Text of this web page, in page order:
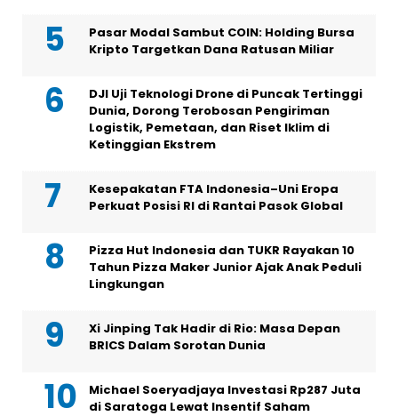
Pasar Modal Sambut COIN: Holding Bursa
Kripto Targetkan Dana Ratusan Miliar
DJI Uji Teknologi Drone di Puncak Tertinggi
Dunia, Dorong Terobosan Pengiriman
Logistik, Pemetaan, dan Riset Iklim di
Ketinggian Ekstrem
Kesepakatan FTA Indonesia–Uni Eropa
Perkuat Posisi RI di Rantai Pasok Global
Pizza Hut Indonesia dan TUKR Rayakan 10
Tahun Pizza Maker Junior Ajak Anak Peduli
Lingkungan
Xi Jinping Tak Hadir di Rio: Masa Depan
BRICS Dalam Sorotan Dunia
Michael Soeryadjaya Investasi Rp287 Juta
di Saratoga Lewat Insentif Saham